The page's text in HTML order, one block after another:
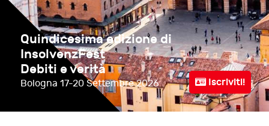
Iscriviti!
Quindicesima edizione di
InsolvenzFest
Debiti e verità
Bologna 17-20 Settembre 2026